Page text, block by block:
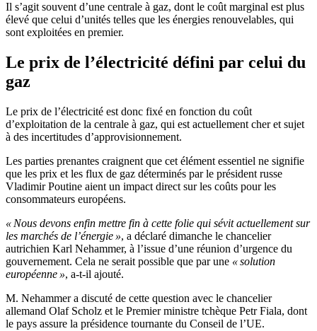
Il s’agit souvent d’une centrale à gaz, dont le coût marginal est plus
élevé que celui d’unités telles que les énergies renouvelables, qui
sont exploitées en premier.
Le prix de l’électricité défini par celui du
gaz
Le prix de l’électricité est donc fixé en fonction du coût
d’exploitation de la centrale à gaz, qui est actuellement cher et sujet
à des incertitudes d’approvisionnement.
Les parties prenantes craignent que cet élément essentiel ne signifie
que les prix et les flux de gaz déterminés par le président russe
Vladimir Poutine aient un impact direct sur les coûts pour les
consommateurs européens.
« Nous devons enfin mettre fin à cette folie qui sévit actuellement sur
les marchés de l’énergie », a déclaré dimanche le chancelier
autrichien Karl Nehammer, à l’issue d’une réunion d’urgence du
gouvernement. Cela ne serait possible que par une « solution
européenne », a-t-il ajouté.
M. Nehammer a discuté de cette question avec le chancelier
allemand Olaf Scholz et le Premier ministre tchèque Petr Fiala, dont
le pays assure la présidence tournante du Conseil de l’UE.